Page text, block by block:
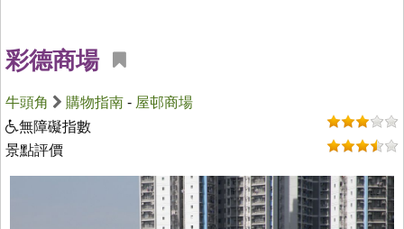
彩德商場
牛頭角 購物指南 - 屋邨商場
無障礙指數
景點評價